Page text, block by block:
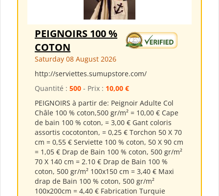
PEIGNOIRS 100 %
COTON
Saturday 08 August 2026
http://serviettes.sumupstore.com/
Quantité : 500 - Prix : 10,00 €
PEIGNOIRS à partir de: Peignoir Adulte Col
Châle 100 % coton,500 gr/m² = 10,00 € Cape
de bain 100 % coton, = 3,00 € Gant coloris
assortis cocotonton, = 0,25 € Torchon 50 X 70
cm = 0,55 € Serviette 100 % coton, 50 X 90 cm
= 1,05 € Drap de Bain 100 % coton, 500 gr/m²
70 X 140 cm = 2.10 € Drap de Bain 100 %
coton, 500 gr/m² 100x150 cm = 3,40 € Maxi
drap de Bain 100 % coton, 500 gr/m²
100x200cm = 4,40 € Fabrication Turquie